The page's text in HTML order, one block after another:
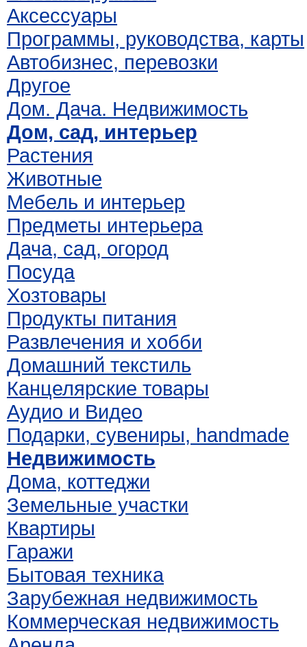
Аксессуары
Программы, руководства, карты
Автобизнес, перевозки
Другое
Дом. Дача. Недвижимость
Дом, сад, интерьер
Растения
Животные
Мебель и интерьер
Предметы интерьера
Дача, сад, огород
Посуда
Хозтовары
Продукты питания
Развлечения и хобби
Домашний текстиль
Канцелярские товары
Аудио и Видео
Подарки, сувениры, handmade
Недвижимость
Дома, коттеджи
Земельные участки
Квартиры
Гаражи
Бытовая техника
Зарубежная недвижимость
Коммерческая недвижимость